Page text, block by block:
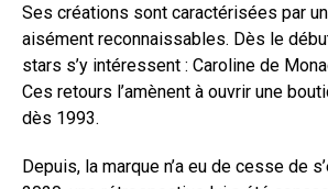
Ses créations sont caractérisées par
aisément reconnaissables. Dès le
stars s’y intéressent : Caroline de
Ces retours l’amènent à ouvrir une
dès 1993.
Depuis, la marque n’a eu de cesse de